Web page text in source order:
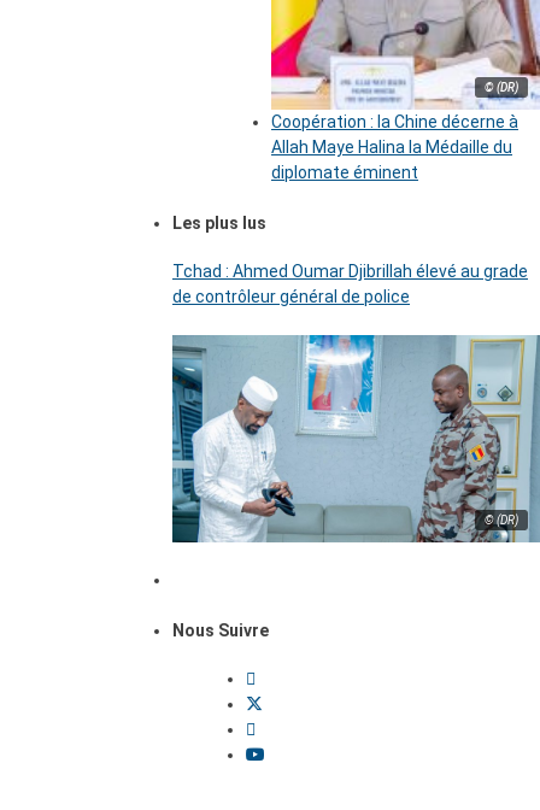
© (DR)
Coopération : la Chine décerne à
Allah Maye Halina la Médaille du
diplomate éminent
Les plus lus
Tchad : Ahmed Oumar Djibrillah élevé au grade
de contrôleur général de police
© (DR)
Nous Suivre